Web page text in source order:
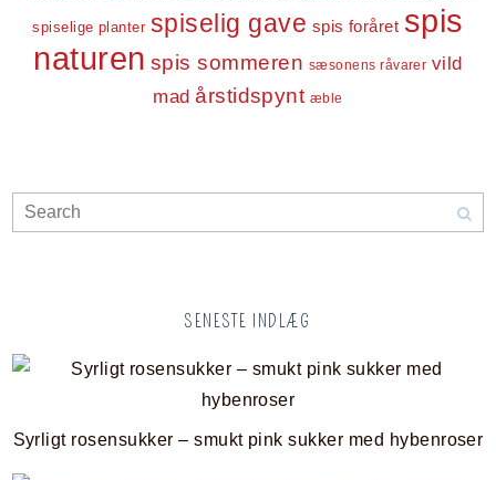
spiselige planter spiselig gave spis foråret spis
naturen spis sommeren sæsonens råvarer vild
mad årstidspynt æble
SENESTE INDLÆG
Syrligt rosensukker – smukt pink sukker med hybenroser